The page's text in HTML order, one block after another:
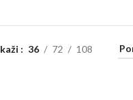
36 72 108